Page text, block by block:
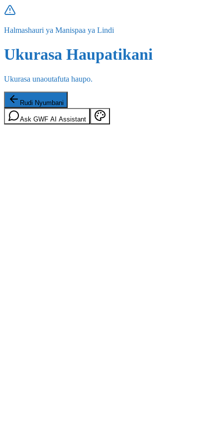
Halmashauri ya Manispaa ya Lindi
Ukurasa Haupatikani
Ukurasa unaoutafuta haupo.
Rudi Nyumbani
Ask GWF AI Assistant